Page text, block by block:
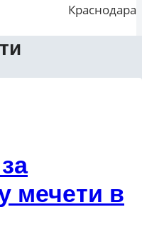
Краснодара
мечети в